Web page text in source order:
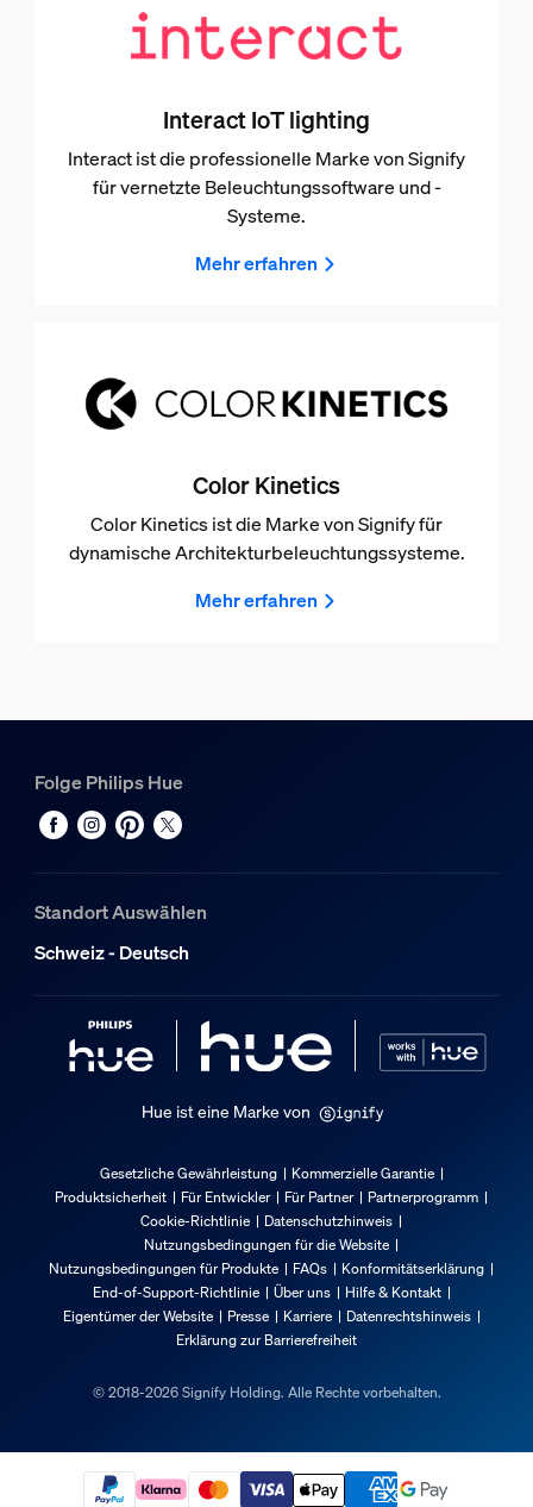
Interact IoT lighting
Interact ist die professionelle Marke von Signify
für vernetzte Beleuchtungssoftware und -
Systeme.
Mehr erfahren
Color Kinetics
Color Kinetics ist die Marke von Signify für
dynamische Architekturbeleuchtungssysteme.
Mehr erfahren
Folge Philips Hue
Standort Auswählen
Schweiz - Deutsch
Hue ist eine Marke von
Gesetzliche Gewährleistung
Kommerzielle Garantie
Produktsicherheit
Für Entwickler Für Partner
Partnerprogramm
Cookie-Richtlinie
Datenschutzhinweis
Nutzungsbedingungen für die Website
Nutzungsbedingungen für Produkte
FAQs
Konformitätserklärung
End-of-Support-Richtlinie
Über uns
Hilfe & Kontakt
Eigentümer der Website
Presse Karriere
Datenrechtshinweis
Erklärung zur Barrierefreiheit
© 2018-2026 Signify Holding. Alle Rechte vorbehalten.